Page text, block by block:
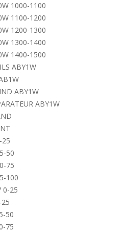
1000-1100
1100-1200
1200-1300
1300-1400
1400-1500
ABY1W
ABY1W
ABY1W
25
50
75
100
0-25
50
75